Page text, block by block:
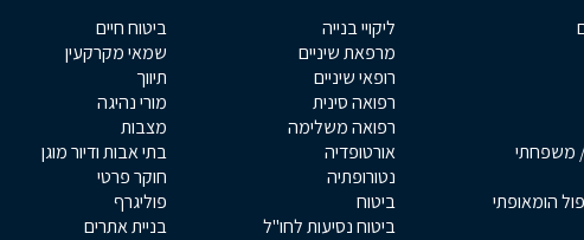
/ משפחתי
הומאופתי
ליקויי בנייה
מרפאת שיניים
רופאי שיניים
רפואה סינית
רפואה משלימה
אורטופדיה
נטורופתיה
ביטוח
ביטוח נסיעות לחו"ל
ביטוח חיים
שמאי מקרקעין
תיווך
מורי נהיגה
מצבות
בתי אבות ודיור מוגן
חוקר פרטי
פוליגרף
בניית אתרים